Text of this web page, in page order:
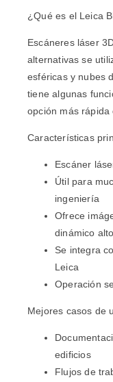
¿Qué es el Leica
Escáneres láser
alternativas se
esféricas y nubes
tiene algunas
opción más rápida
Características
Escáner
Útil para
ingeniería
Ofrece
dinámico
Se integra
Leica
Operación
Mejores casos de
edificios
Flujos de